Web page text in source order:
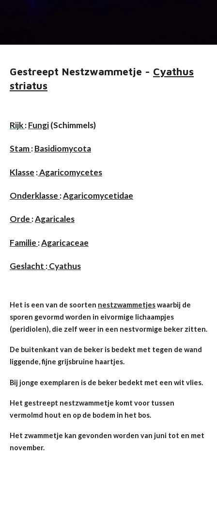
Gestreept Nestzwammetje - Cyathus
striatus
Rijk:Fungi(Schimmels)
Stam:Basidiomycota
Klasse :Agaricomycetes
Onderklasse :Agaricomycetidae
Orde :Agaricales
Familie :Agaricaceae
Geslacht :Cyathus
Het is een van de soorten nestzwammetjeswaarbij de
sporen gevormd worden in eivormige lichaampjes
(peridiolen), die zelf weer in een nestvormige beker zitten.
De buitenkant van de beker is bedekt met tegen de wand
liggende, fijne grijsbruine haartjes.
Bij jonge exemplaren is de beker bedekt met een wit vlies.
Het gestreept nestzwammetje komt voor tussen
vermolmd hout en op de bodem in het bos.
Het zwammetje kan gevonden worden van juni tot en met
november.